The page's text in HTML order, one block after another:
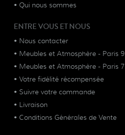
• Qui nous sommes
ENTRE VOUS ET NOUS
• Nous contacter
• Meubles et Atmosphère - Paris 9
• Meubles et Atmosphère - Paris 7
• Votre fidélité récompensée
• Suivre votre commande
• Livraison
• Conditions Générales de Vente